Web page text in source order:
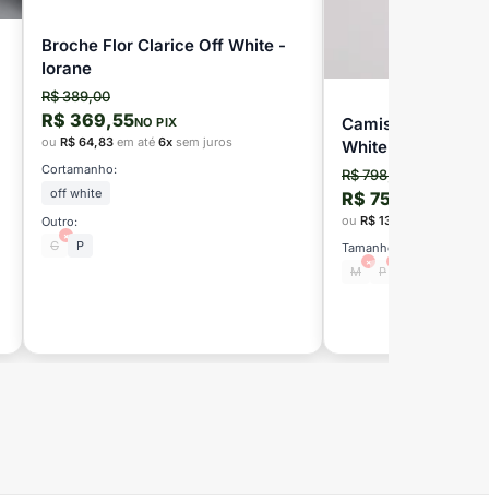
Broche Flor Clarice Off White -
Iorane
R$ 389,00
R$ 369,55NO PIX
ou R$ 64,83 em até 6x sem juros
Cortamanho:
off white
Outro:
G
×
P
Camisa Manga
White - ViX
R$ 798,00
R$ 758,10
ou R$ 133,00
Tamanho:
M
×
P